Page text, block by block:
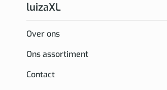
luizaXL
Over ons
Ons assortiment
Contact